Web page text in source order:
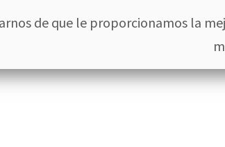
de que le proporcionamos la
Habitaciones